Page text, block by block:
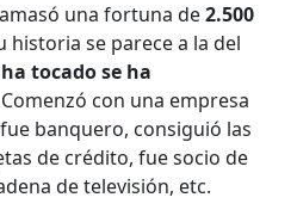
una fortuna de2.500
historia se parece a la del
tocado se ha
Comenzó con una empresa
banquero, consiguió las
de crédito, fue socio de
de televisión, etc.